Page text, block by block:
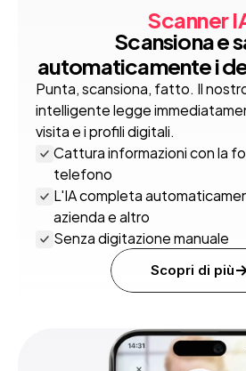
Scanner
Scansiona e
automaticamente i
Punta, scansiona, fatto. Il
intelligente legge
visita e i profili digitali.
Cattura informazioni con la
telefono
L'IA completa
azienda e altro
Senza digitazione manuale
Scopri di più